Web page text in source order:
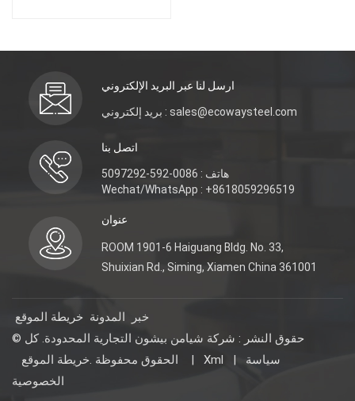
ارسل لنا عبر البريد الإلكتروني
بريد إلكتروني : sales@ecowaysteel.com
اتصل بنا
هاتف : 0086-592-5097292
Wechat/WhatsApp : +8618059296519
عنوان
ROOM 1901-6 Haiguang Bldg. No. 33,
Shuixian Rd., Siming, Xiamen China 361001
خريطة الموقع المدونة
خبر
© حقوق النشر : شركة شيامن بيشون التجارية المحدودة. كل
الحقوق محفوظة .
| Xml |
سياسة
الخصوصية